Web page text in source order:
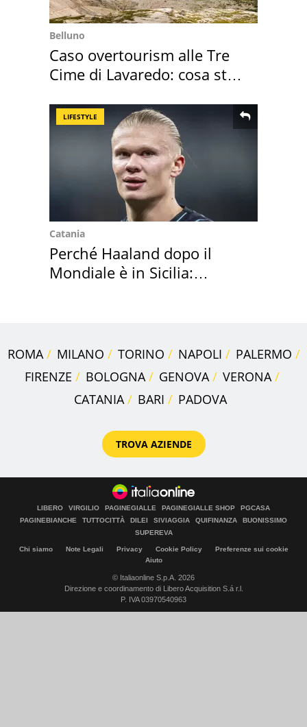
Belluno
Caso overtourism alle Tre
Cime di Lavaredo: cosa sta
LIFESTYLE
Catania
Perché Haaland dopo il
Mondiale è in Sicilia:
ROMA MILANO TORINO NAPOLI
PALERMO
FIRENZE
BOLOGNA GENOVA
VERONA
CATANIA
BARI PADOVA
TROVA AZIENDE
LIBERO VIRGILIO PAGINEGIALLE PAGINEGIALLE SHOP
PGCASA
PAGINEBIANCHE
TUTTOCITTÀ DILEI SIVIAGGIA QUIFINANZA
BUONISSIMO
SUPEREVA
Chi siamo Note Legali Privacy Cookie Policy
Preferenze sui cookie
Aiuto
© Italiaonline S.p.A. 2026
Direzione e coordinamento di Libero Acquisition S.á r.l.
P. IVA 03970540963